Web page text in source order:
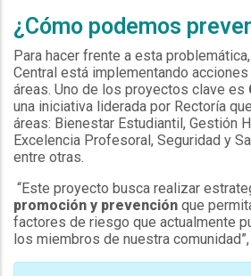
¿Cómo podemos
Para hacer frente a esta
Central está implementando
áreas. Uno de los proyectos clave es
una iniciativa liderada por Rectoría
áreas: Bienestar Estudiantil, Gestión
Excelencia Profesoral, Seguridad y
entre otras.
“Este proyecto busca realizar
promoción y prevención que
factores de riesgo que actualmente
los miembros de nuestra